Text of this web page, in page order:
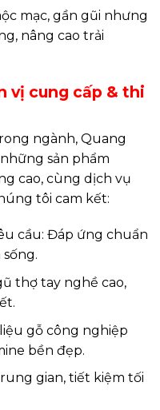
mạc, gần gũi nhưng
nâng cao trải
vị cung cấp & thi
ngành, Quang
sản phẩm
cao, cùng dịch vụ
tôi cam kết:
cầu: Đáp ứng chuẩn
thợ tay nghề cao,
gỗ công nghiệp
bền đẹp.
gian, tiết kiệm tối